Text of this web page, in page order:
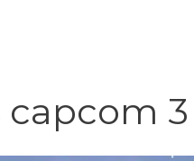
capcom 3